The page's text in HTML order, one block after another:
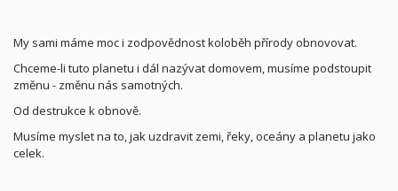
My sami máme moc i zodpovědnost koloběh přírody obnovovat.
Chceme-li tuto planetu i dál nazývat domovem, musíme podstoupit
změnu - změnu nás samotných.
Od destrukce k obnově.
Musíme myslet na to, jak uzdravit zemi, řeky, oceány a planetu jako
celek.